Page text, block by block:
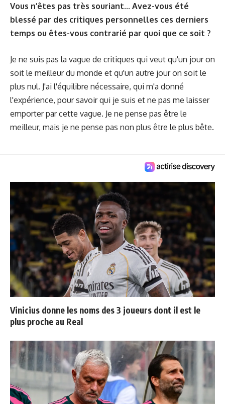
Vous n’êtes pas très souriant... Avez-vous été
blessé par des critiques personnelles ces derniers
temps ou êtes-vous contrarié par quoi que ce soit ?
Je ne suis pas la vague de critiques qui veut qu'un jour on
soit le meilleur du monde et qu'un autre jour on soit le
plus nul. J'ai l'équilibre nécessaire, qui m'a donné
l'expérience, pour savoir qui je suis et ne pas me laisser
emporter par cette vague. Je ne pense pas être le
meilleur, mais je ne pense pas non plus être le plus bête.
Vinicius donne les noms des 3 joueurs dont il est le
plus proche au Real